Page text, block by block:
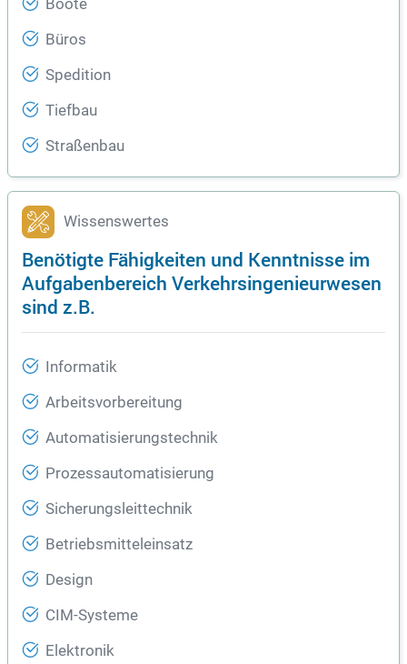
Boote
Büros
Spedition
Tiefbau
Straßenbau
Wissenswertes
Benötigte Fähigkeiten und Kenntnisse im
Aufgabenbereich Verkehrsingenieurwesen
sind z.B.
Informatik
Arbeitsvorbereitung
Automatisierungstechnik
Prozessautomatisierung
Sicherungsleittechnik
Betriebsmitteleinsatz
Design
CIM-Systeme
Elektronik